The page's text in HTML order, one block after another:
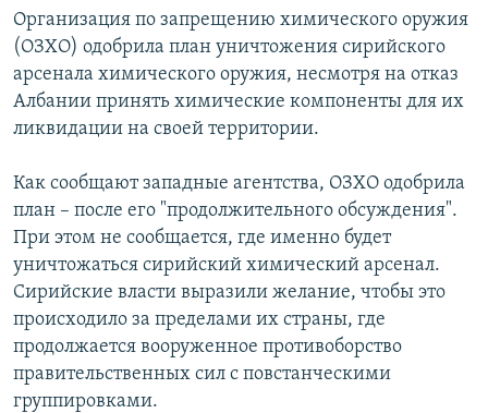
Перейти
поиску
РЕГИОН
НАГОРНЫЙ КАРАБАХ
КУЛЬТУРА
СПОРТ
АРХИВ
Հայերեն
English
Русский
Все сайты Радио Азатутюн
Организация по запрещению химического оружия
(ОЗХО) одобрила план уничтожения сирийского
арсенала химического оружия, несмотря на отказ
Албании принять химические компоненты для их
ликвидации на своей территории.
Как сообщают западные агентства, ОЗХО одобрила
план – после его "продолжительного обсуждения".
При этом не сообщается, где именно будет
уничтожаться сирийский химический арсенал.
Сирийские власти выразили желание, чтобы это
происходило за пределами их страны, где
продолжается вооруженное противоборство
правительственных сил с повстанческими
группировками.